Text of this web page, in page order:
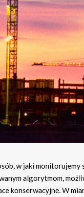
w jaki
algorytmom,
konserwacyjne. W